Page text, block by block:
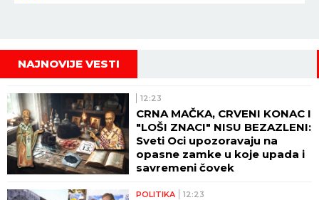
NAJNOVIJE VESTI
12:23
CRNA MAČKA, CRVENI KONAC I
"LOŠI ZNACI" NISU BEZAZLENI:
Sveti Oci upozoravaju na
opasne zamke u koje upada i
savremeni čovek
POLITIKA 12:23